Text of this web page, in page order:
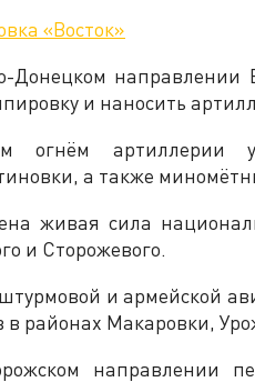
«Восток»
направлении
и наносить
огнём артиллерии
а также
живая сила
и Сторожевого.
и армейской
в районах Макаровки,
направлении